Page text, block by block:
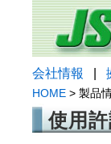
会社情報
HOME > 製品
使用